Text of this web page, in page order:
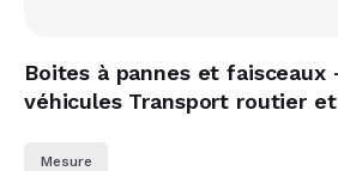
Boites à pannes et faisceaux
véhicules Transport routier
Mesure